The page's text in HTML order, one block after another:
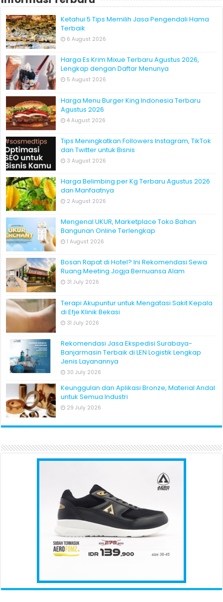
Ketahui 5 Tips Memilih Jasa Pengendali Hama
Terbaik
6 August 2026
Harga Es Krim Mixue Terbaru Agustus 2026,
Lengkap dengan Daftar Menunya
5 August 2026
Harga Menu Burger King Indonesia Terbaru
Agustus 2026
4 August 2026
Tips Meningkatkan Followers Instagram, TikTok
dan Twitter untuk Bisnis
3 August 2026
Harga Belimbing per Kg Terbaru Agustus 2026
dan Manfaatnya
2 August 2026
Mengenal UKUR, Marketplace Toko Bahan
Bangunan Online Terlengkap
1 August 2026
Bosan Rapat di Hotel? Ini Rekomendasi Sewa
Ruang Meeting Jogja Bernuansa Alam
31 July 2026
Terapi Akupuntur untuk Mengatasi Sakit Kepala
di Efje Klinik Bekasi
31 July 2026
Rekomendasi Jasa Ekspedisi Surabaya-
Banjarmasin Terbaik di LEN Logistik Lengkap
Jenis Layanannya
30 July 2026
Keunggulan dan Aplikasi Bronze, Material Andal
untuk Semua Industri
29 July 2026